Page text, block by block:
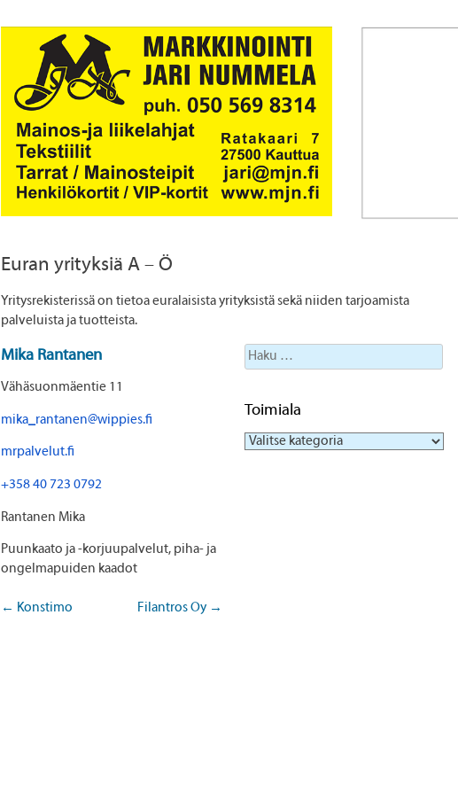
Euran yrityksiä A – Ö
Yritysrekisterissä on tietoa euralaisista yrityksistä sekä niiden tarjoamista
palveluista ja tuotteista.
Haku:
Toimiala
Toimiala
Mika Rantanen
Vähäsuonmäentie 11
mika rantanen@wippies.fi
mrpalvelut.fi
+358 40 723 0792
Rantanen Mika
Puunkaato ja -korjuupalvelut, piha- ja
ongelmapuiden kaadot
← Konstimo Filantros Oy →